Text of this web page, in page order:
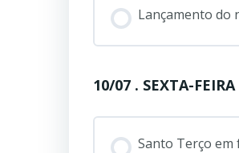
Lançamento do
10/07 . SEXTA-FEIRA
Santo Terço em